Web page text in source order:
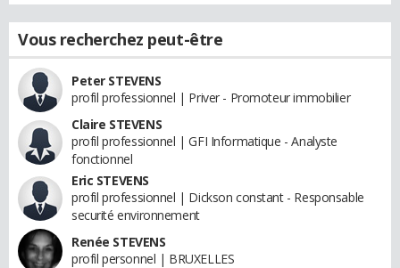
Vous recherchez peut-être
Peter STEVENS
profil professionnel | Priver - Promoteur immobilier
Claire STEVENS
profil professionnel | GFI Informatique - Analyste
fonctionnel
Eric STEVENS
profil professionnel | Dickson constant - Responsable
securité environnement
Renée STEVENS
profil personnel | BRUXELLES